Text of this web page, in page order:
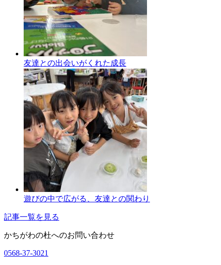
友達との出会いがくれた成長
遊びの中で広がる、友達との関わり
記事一覧を見る
かちがわの杜へのお問い合わせ
0568-37-3021